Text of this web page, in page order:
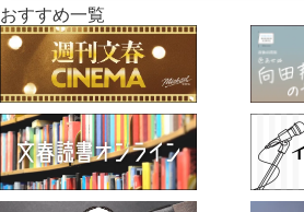
おすすめ一覧